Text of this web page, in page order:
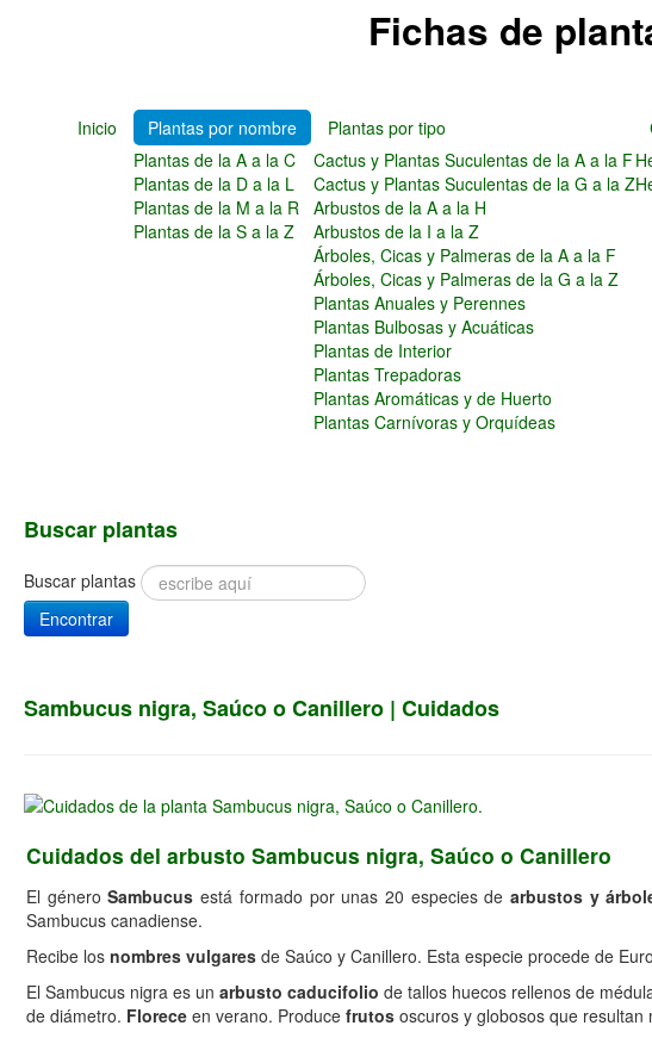
Fichas de
Inicio
Plantas por nombre
Plantas de la A a la C
Plantas de la D a la L
Plantas de la M a la R
Plantas de la S a la Z
Plantas por tipo
Cactus y Plantas Suculentas de la A a la F
Cactus y Plantas Suculentas de la G a la Z
Arbustos de la A a la H
Arbustos de la I a la Z
Árboles, Cicas y Palmeras de la A a la F
Árboles, Cicas y Palmeras de la G a la Z
Plantas Anuales y Perennes
Plantas Bulbosas y Acuáticas
Plantas de Interior
Plantas Trepadoras
Plantas Aromáticas y de Huerto
Plantas Carnívoras y Orquídeas
Buscar plantas
Buscar plantas
Encontrar
Sambucus nigra, Saúco o Canillero | Cuidados
Cuidados del arbusto Sambucus nigra, Saúco o Canillero
El géneroSambucus está formado por unas 20 especies dearbustos y
Sambucus canadiense.
Recibe los nombres vulgares de Saúco y Canillero. Esta especie procede de
El Sambucus nigra es un arbusto caducifolio de tallos huecos rellenos de
de diámetro. Florece en verano. Produce frutos oscuros y globosos que resultan